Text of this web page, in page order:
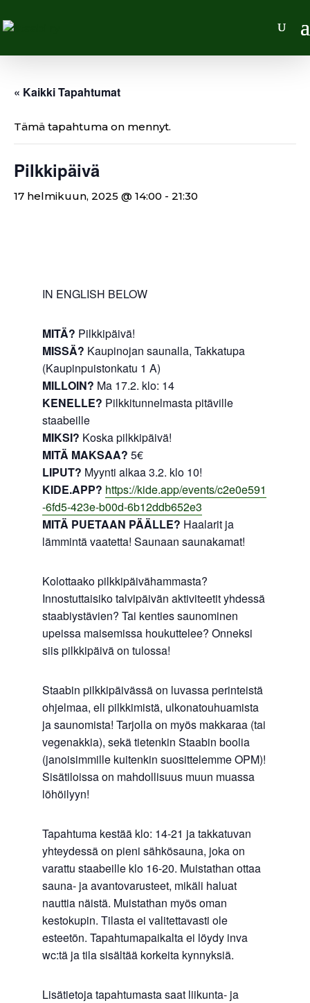
« Kaikki Tapahtumat
Tämä tapahtuma on mennyt.
Pilkkipäivä
17 helmikuun, 2025 @ 14:00 - 21:30
IN ENGLISH BELOW
MITÄ? Pilkkipäivä!
MISSÄ? Kaupinojan saunalla, Takkatupa
(Kaupinpuistonkatu 1 A)
MILLOIN? Ma 17.2. klo: 14
KENELLE? Pilkkitunnelmasta pitäville
staabeille
MIKSI? Koska pilkkipäivä!
MITÄ MAKSAA? 5€
LIPUT? Myynti alkaa 3.2. klo 10!
KIDE.APP? https://kide.app/events/c2e0e591
-6fd5-423e-b00d-6b12ddb652e3
MITÄ PUETAAN PÄÄLLE? Haalarit ja
lämmintä vaatetta! Saunaan saunakamat!
Kolottaako pilkkipäivähammasta?
Innostuttaisiko talvipäivän aktiviteetit yhdessä
staabiystävien? Tai kenties saunominen
upeissa maisemissa houkuttelee? Onneksi
siis pilkkipäivä on tulossa!
Staabin pilkkipäivässä on luvassa perinteistä
ohjelmaa, eli pilkkimistä, ulkonatouhuamista
ja saunomista! Tarjolla on myös makkaraa (tai
vegenakkia), sekä tietenkin Staabin boolia
(janoisimmille kuitenkin suosittelemme OPM)!
Sisätiloissa on mahdollisuus muun muassa
löhöilyyn!
Tapahtuma kestää klo: 14-21 ja takkatuvan
yhteydessä on pieni sähkösauna, joka on
varattu staabeille klo 16-20. Muistathan ottaa
sauna- ja avantovarusteet, mikäli haluat
nauttia näistä. Muistathan myös oman
kestokupin. Tilasta ei valitettavasti ole
esteetön. Tapahtumapaikalta ei löydy inva
wc:tä ja tila sisältää korkeita kynnyksiä.
Lisätietoja tapahtumasta saat liikunta- ja